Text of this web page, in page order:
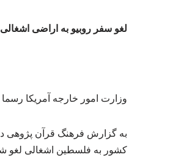
لغو سفر روبیو به اراضی اشغالی
وزارت امور خارجه آمریکا
به گزارش فرهنگ قرآن پژوهی
کشور به فلسطین اشغالی لغو